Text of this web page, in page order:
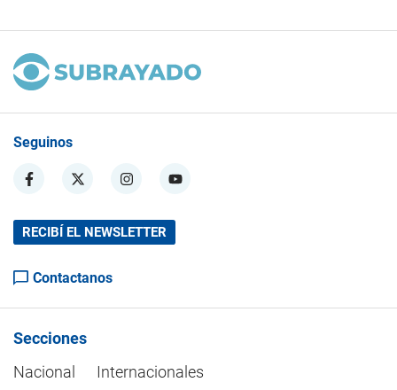
Seguinos
RECIBÍ EL NEWSLETTER
Contactanos
Secciones
Nacional
Internacionales